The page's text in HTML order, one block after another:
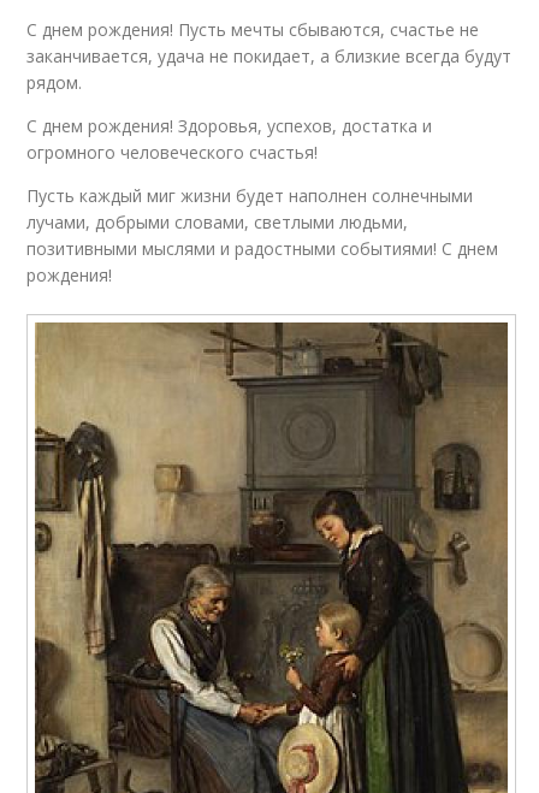
С днем рождения! Пусть мечты сбываются, счастье не
заканчивается, удача не покидает, а близкие всегда будут
рядом.
С днем рождения! Здоровья, успехов, достатка и
огромного человеческого счастья!
Пусть каждый миг жизни будет наполнен солнечными
лучами, добрыми словами, светлыми людьми,
позитивными мыслями и радостными событиями! С днем
рождения!